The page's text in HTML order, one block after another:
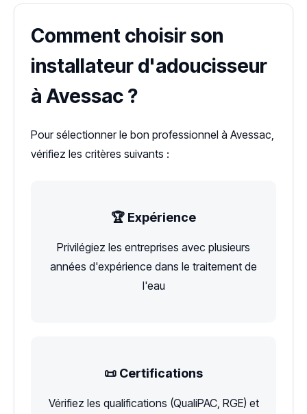
Comment choisir son
installateur d'adoucisseur
à Avessac ?
Pour sélectionner le bon professionnel à Avessac,
vérifiez les critères suivants :
🏆 Expérience
Privilégiez les entreprises avec plusieurs
années d'expérience dans le traitement de
l'eau
📜 Certifications
Vérifiez les qualifications (QualiPAC, RGE) et